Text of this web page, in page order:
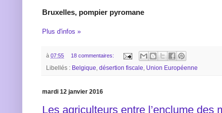
Bruxelles, pompier pyromane
Plus d'infos »
à 07:55 18 commentaires:
Libellés : Belgique, désertion fiscale, Union Européenne
mardi 12 janvier 2016
Les agriculteurs entre l’enclume des